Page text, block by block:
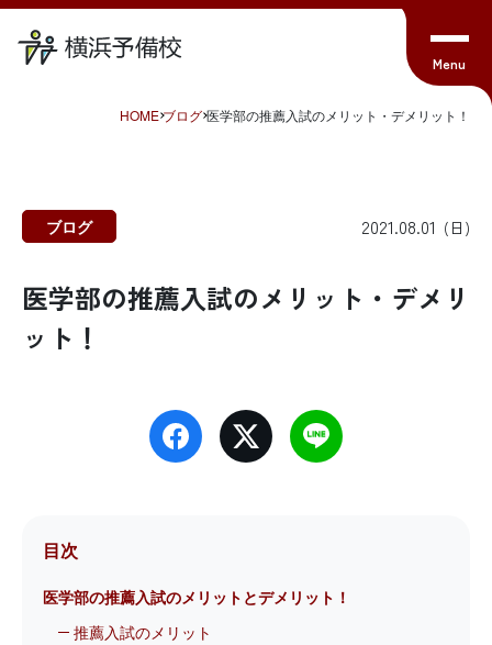
HOME ブログ 医学部の推薦入試のメリット・デメリット！
ブログ 2021.08.01 (日)
医学部の推薦入試のメリット・デメリ
ット！
目次
医学部の推薦入試のメリットとデメリット！
推薦入試のメリット